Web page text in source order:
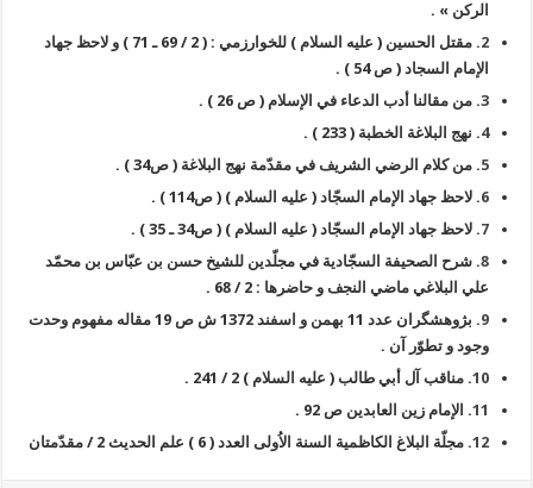
الركن » .
2.
مقتل الحسين ( عليه السلام ) للخوارزمي : ( 2 / 69 ـ 71 ) و لاحظ جهاد
الإمام السجاد ( ص 54 ) .
3. من مقالنا أدب الدعاء في الإسلام ( ص 26 ) .
4. نهج البلاغة الخطبة ( 233 ) .
5. من كلام الرضي الشريف في مقدّمة نهج البلاغة ( ص34 ) .
6. لاحظ جهاد الإمام السجّاد ( عليه السلام ) ( ص114 ) .
7. لاحظ جهاد الإمام السجّاد ( عليه السلام ) ( ص34 ـ 35 ) .
8. شرح الصحيفة السجّادية في مجلّدين للشيخ حسن بن عبّاس بن محمّد
علي البلاغي ماضي النجف و حاضرها : 2 / 68 .
9.
بژوهشگران عدد 11 بهمن و اسفند 1372 ش ص 19 مقاله مفهوم وحدت
وجود و تطوّر آن .
10. مناقب آل أبي طالب ( عليه السلام ) 2 / 241 .
11.
الإمام زين العابدين ص 92 .
12. مجلّة البلاغ الكاظمية السنة الاُولى العدد ( 6 ) علم الحديث 2 / مقدّمتان